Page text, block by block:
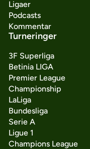
Ligaer
Podcasts
Kommentar
Turneringer
3F Superliga
Betinia LIGA
Premier League
Championship
LaLiga
Bundesliga
Serie A
Ligue 1
Champions League